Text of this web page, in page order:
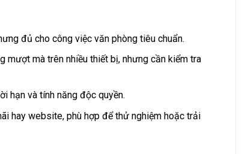
đủ cho công việc văn phòng tiêu chuẩn.
mượt mà trên nhiều thiết bị, nhưng cần kiểm tra
hạn và tính năng độc quyền.
hay website, phù hợp để thử nghiệm hoặc trải